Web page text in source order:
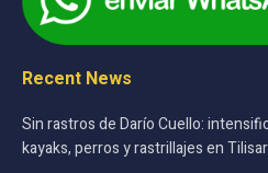
Recent News
Sin rastros de Darío Cuello:
kayaks, perros y rastrillajes en